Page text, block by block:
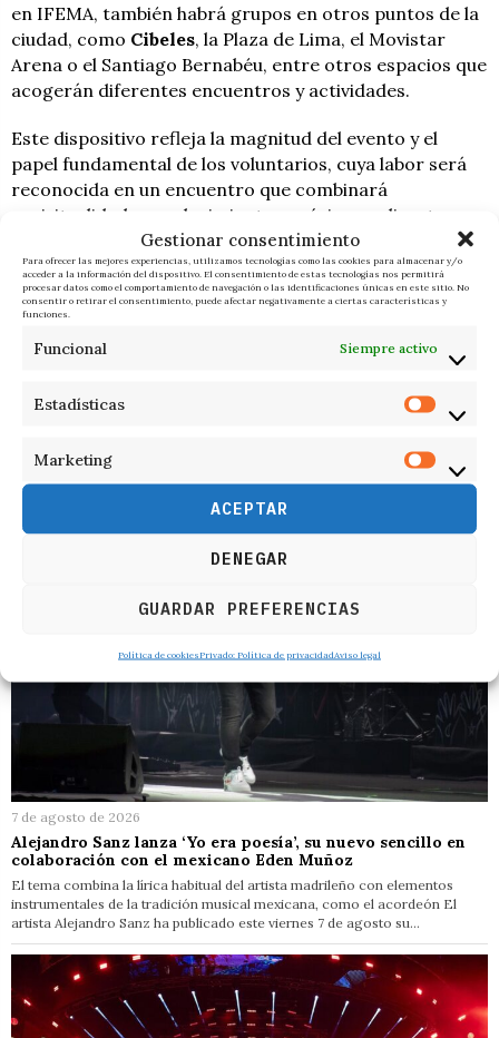
Gestionar consentimiento
Para ofrecer las mejores experiencias, utilizamos tecnologías como las cookies para almacenar y/o
acceder a la información del dispositivo. El consentimiento de estas tecnologías nos permitirá
procesar datos como el comportamiento de navegación o las identificaciones únicas en este sitio. No
consentir o retirar el consentimiento, puede afectar negativamente a ciertas características y
funciones.
Funcional Siempre activo
Estadísticas
Marketing
ACEPTAR
DENEGAR
GUARDAR PREFERENCIAS
Política de cookiesPrivado: Política de privacidadAviso legal
en IFEMA, también habrá grupos en otros puntos de la
ciudad, como Cibeles, la Plaza de Lima, el Movistar
Arena o el Santiago Bernabéu, entre otros espacios que
acogerán diferentes encuentros y actividades.
Este dispositivo refleja la magnitud del evento y el
papel fundamental de los voluntarios, cuya labor será
reconocida en un encuentro que combinará
espiritualidad, agradecimiento y música en directo.
F. I. ÚLTIMAS NOTICIAS
7 de agosto de 2026
Alejandro Sanz lanza ‘Yo era poesía’, su nuevo sencillo en
colaboración con el mexicano Eden Muñoz
El tema combina la lírica habitual del artista madrileño con elementos
instrumentales de la tradición musical mexicana, como el acordeón El
artista Alejandro Sanz ha publicado este viernes 7 de agosto su…